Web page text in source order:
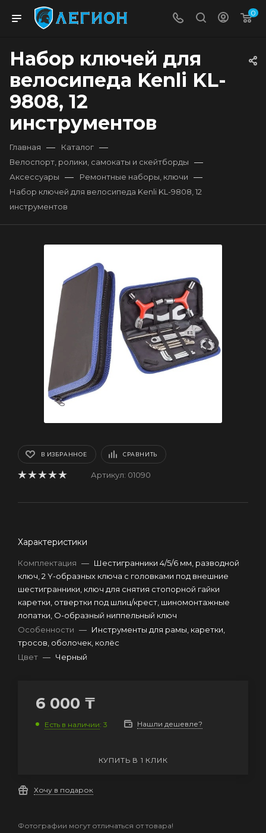
0
Набор ключей для
велосипеда Kenli KL-
9808, 12
инструментов
Главная — Каталог —
Велоспорт, ролики, самокаты и скейтборды —
Аксессуары — Ремонтные наборы, ключи —
Набор ключей для велосипеда Kenli KL-9808, 12
инструментов
В ИЗБРАННОЕ СРАВНИТЬ
Артикул: 01090
Характеристики
Комплектация — Шестигранники 4/5/6 мм, разводной
ключ, 2 Y-образных ключа с головками под внешние
шестигранники, ключ для снятия стопорной гайки
каретки, отвертки под шлиц/крест, шиномонтажные
лопатки, О-образный ниппельный ключ
Особенности — Инструменты для рамы, каретки,
тросов, оболочек, колёс
Цвет — Черный
6 000 ₸
Есть в наличии: 3 Нашли дешевле?
КУПИТЬ В 1 КЛИК
Хочу в подарок
Фотографии могут отличаться от товара!